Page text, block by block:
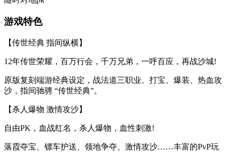
游戏特色
【传世经典 指间纵横】
12年传世荣耀，百万行会，千万兄弟，一呼百应，再战沙城!
原版复刻端游经典设定，战法道三职业、打宝、爆装、热血攻
沙，指间驰骋 “传世经典”。
【杀人爆物 激情攻沙】
自由PK，血战红名，杀人爆物，血性刺激!
落霞夺宝、镖车护送、领地争夺、激情攻沙……丰富的PvP玩